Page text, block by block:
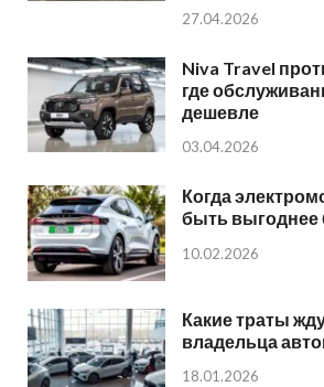
27.04.2026
Niva Travel
где
дешевле
03.04.2026
Когда
быть выгоднее
10.02.2026
Какие траты
владельца
18.01.2026